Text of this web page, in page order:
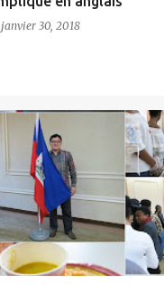
janvier 30, 2018